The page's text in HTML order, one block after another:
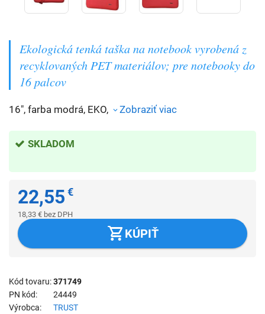
Ekologická tenká taška na notebook vyrobená z
recyklovaných PET materiálov; pre notebooky do
16 palcov
16", farba modrá, EKO, Zobraziť viac
SKLADOM
22,55 €
18,33 € bez DPH
KÚPIŤ
Kód tovaru 371749
PN kód
24449
Výrobca
TRUST